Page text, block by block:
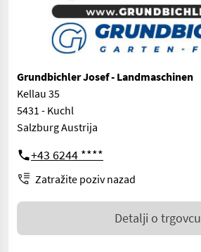
Grundbichler Josef - Landmaschinen
Kellau 35
5431 - Kuchl
Salzburg Austrija
+43 6244 ****
Zatražite poziv nazad
Detalji o trgovcu